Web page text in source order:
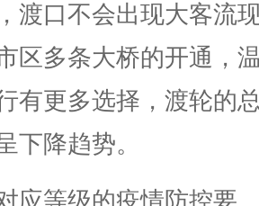
渡口不会出现大客流
区多条大桥的开通，
有更多选择，渡轮的
下降趋势。
等级的疫情防控要